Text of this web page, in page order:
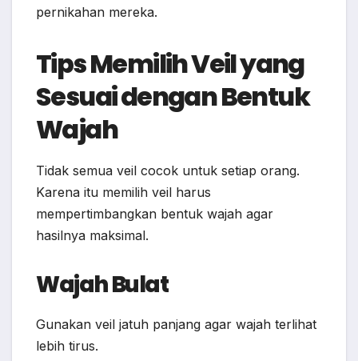
pernikahan mereka.
Tips Memilih Veil yang
Sesuai dengan Bentuk
Wajah
Tidak semua veil cocok untuk setiap orang.
Karena itu memilih veil harus
mempertimbangkan bentuk wajah agar
hasilnya maksimal.
Wajah Bulat
Gunakan veil jatuh panjang agar wajah terlihat
lebih tirus.